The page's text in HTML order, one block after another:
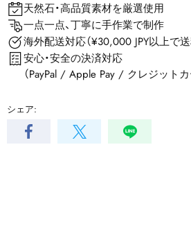
天然石・高品質素材を厳選使用
一点一点、丁寧に手作業で制作
海外配送対応（¥30,000 JPY以上で送
安心・安全の決済対応
（PayPal / Apple Pay / クレジットカ
シェア: